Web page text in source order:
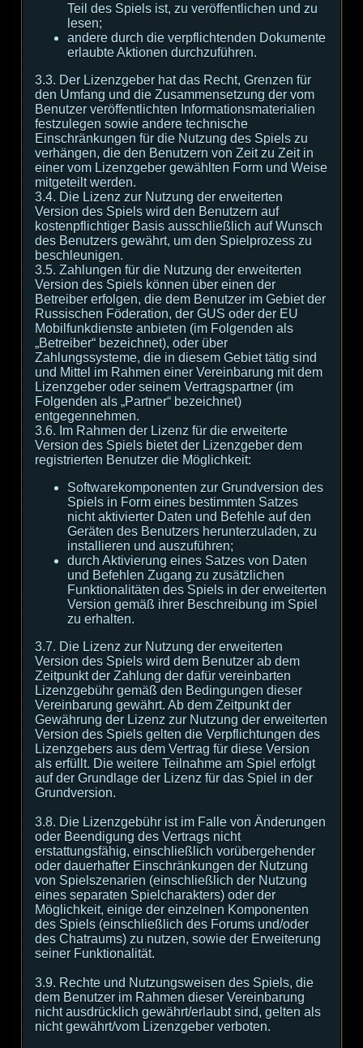
Teil des Spiels ist, zu veröffentlichen und zu
lesen;
andere durch die verpflichtenden Dokumente
erlaubte Aktionen durchzuführen.
3.3. Der Lizenzgeber hat das Recht, Grenzen für
den Umfang und die Zusammensetzung der vom
Benutzer veröffentlichten Informationsmaterialien
festzulegen sowie andere technische
Einschränkungen für die Nutzung des Spiels zu
verhängen, die den Benutzern von Zeit zu Zeit in
einer vom Lizenzgeber gewählten Form und Weise
mitgeteilt werden.
3.4. Die Lizenz zur Nutzung der erweiterten
Version des Spiels wird den Benutzern auf
kostenpflichtiger Basis ausschließlich auf Wunsch
des Benutzers gewährt, um den Spielprozess zu
beschleunigen.
3.5. Zahlungen für die Nutzung der erweiterten
Version des Spiels können über einen der
Betreiber erfolgen, die dem Benutzer im Gebiet der
Russischen Föderation, der GUS oder der EU
Mobilfunkdienste anbieten (im Folgenden als
„Betreiber“ bezeichnet), oder über
Zahlungssysteme, die in diesem Gebiet tätig sind
und Mittel im Rahmen einer Vereinbarung mit dem
Lizenzgeber oder seinem Vertragspartner (im
Folgenden als „Partner“ bezeichnet)
entgegennehmen.
3.6. Im Rahmen der Lizenz für die erweiterte
Version des Spiels bietet der Lizenzgeber dem
registrierten Benutzer die Möglichkeit:
Softwarekomponenten zur Grundversion des
Spiels in Form eines bestimmten Satzes
nicht aktivierter Daten und Befehle auf den
Geräten des Benutzers herunterzuladen, zu
installieren und auszuführen;
durch Aktivierung eines Satzes von Daten
und Befehlen Zugang zu zusätzlichen
Funktionalitäten des Spiels in der erweiterten
Version gemäß ihrer Beschreibung im Spiel
zu erhalten.
3.7. Die Lizenz zur Nutzung der erweiterten
Version des Spiels wird dem Benutzer ab dem
Zeitpunkt der Zahlung der dafür vereinbarten
Lizenzgebühr gemäß den Bedingungen dieser
Vereinbarung gewährt. Ab dem Zeitpunkt der
Gewährung der Lizenz zur Nutzung der erweiterten
Version des Spiels gelten die Verpflichtungen des
Lizenzgebers aus dem Vertrag für diese Version
als erfüllt. Die weitere Teilnahme am Spiel erfolgt
auf der Grundlage der Lizenz für das Spiel in der
Grundversion.
3.8. Die Lizenzgebühr ist im Falle von Änderungen
oder Beendigung des Vertrags nicht
erstattungsfähig, einschließlich vorübergehender
oder dauerhafter Einschränkungen der Nutzung
von Spielszenarien (einschließlich der Nutzung
eines separaten Spielcharakters) oder der
Möglichkeit, einige der einzelnen Komponenten
des Spiels (einschließlich des Forums und/oder
des Chatraums) zu nutzen, sowie der Erweiterung
seiner Funktionalität.
3.9. Rechte und Nutzungsweisen des Spiels, die
dem Benutzer im Rahmen dieser Vereinbarung
nicht ausdrücklich gewährt/erlaubt sind, gelten als
nicht gewährt/vom Lizenzgeber verboten.